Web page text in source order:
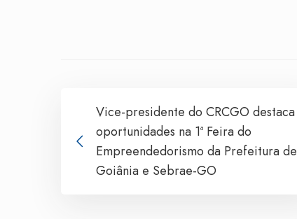
Vice-presidente do CRCGO destaca
oportunidades na 1ª Feira do
Empreendedorismo da Prefeitura de
Goiânia e Sebrae-GO